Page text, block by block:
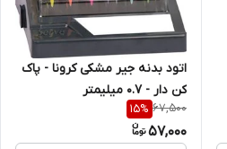
اتود بدنه جیر مشکی کرونا - پاک
کن دار - 0.7 میلیمتر
67,500
15%
57,000